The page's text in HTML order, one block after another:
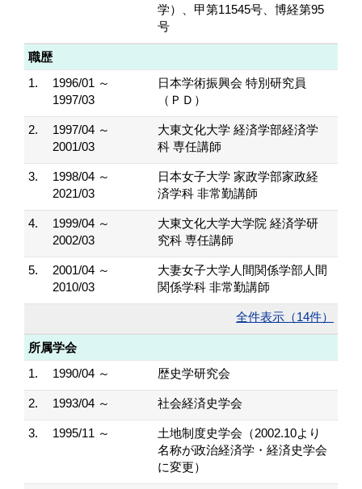
学）、甲第11545号、博経第95
号
職歴
1.
1996/01 ～
1997/03
日本学術振興会 特別研究員
（ＰＤ）
2.
1997/04 ～
2001/03
大東文化大学 経済学部経済学
科 専任講師
3.
1998/04 ～
2021/03
日本女子大学 家政学部家政経
済学科 非常勤講師
4.
1999/04 ～
2002/03
大東文化大学大学院 経済学研
究科 専任講師
5.
2001/04 ～
2010/03
大妻女子大学人間関係学部人間
関係学科 非常勤講師
全件表示（14件）
所属学会
1.
1990/04 ～ 歴史学研究会
2. 1993/04 ～ 社会経済史学会
3. 1995/11 ～
土地制度史学会（2002.10より
名称が政治経済学・経済史学会
に変更）